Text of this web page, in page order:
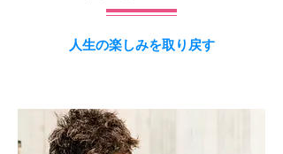
人生の楽しみを取り戻す